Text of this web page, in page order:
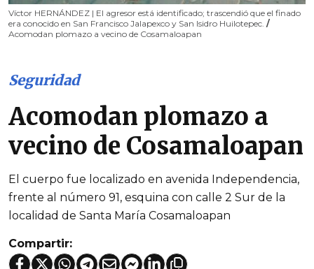
Víctor HERNÁNDEZ | El agresor está identificado; trascendió que el finado
era conocido en San Francisco Jalapexco y San Isidro Huilotepec. /
Acomodan plomazo a vecino de Cosamaloapan
Seguridad
Acomodan plomazo a
vecino de Cosamaloapan
El cuerpo fue localizado en avenida Independencia,
frente al número 91, esquina con calle 2 Sur de la
localidad de Santa María Cosamaloapan
Compartir: